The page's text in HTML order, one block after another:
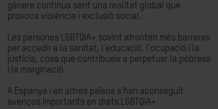
gènere continua sent una realitat global que
provoca violència i exclusió social.
Les persones LGBTQIA+ sovint afronten més barreres
per accedir a la sanitat, l’educació, l’ocupació i la
justícia, cosa que contribueix a perpetuar la pobresa
i la marginació.
A Espanya i en altres països s’han aconseguit
avenços importants en drets LGBTQIA+.